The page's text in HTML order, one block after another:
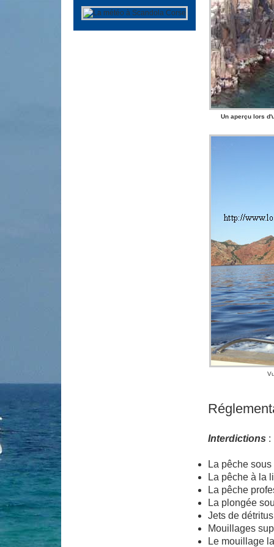
Un aperçu lors
Interdictions :
La pêche
La pêche à la
La pêche
La plongée
Jets de détritus
Mouillages
Le mouillage